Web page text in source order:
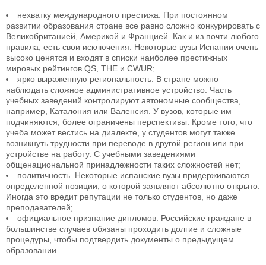
нехватку международного престижа. При постоянном
развитии образования стране все равно сложно конкурировать с
Великобританией, Америкой и Францией. Как и из почти любого
правила, есть свои исключения. Некоторые вузы Испании очень
высоко ценятся и входят в списки наиболее престижных
мировых рейтингов QS, THE и CWUR;
ярко выраженную региональность. В стране можно
наблюдать сложное административное устройство. Часть
учебных заведений контролируют автономные сообщества,
например, Каталония или Валенсия. У вузов, которые им
подчиняются, более ограничены перспективы. Кроме того, что
учеба может вестись на диалекте, у студентов могут также
возникнуть трудности при переводе в другой регион или при
устройстве на работу. С учебными заведениями
общенациональной принадлежности таких сложностей нет;
политичность. Некоторые испанские вузы придерживаются
определенной позиции, о которой заявляют абсолютно открыто.
Иногда это вредит репутации не только студентов, но даже
преподавателей;
официальное признание дипломов. Российские граждане в
большинстве случаев обязаны проходить долгие и сложные
процедуры, чтобы подтвердить документы о предыдущем
образовании.